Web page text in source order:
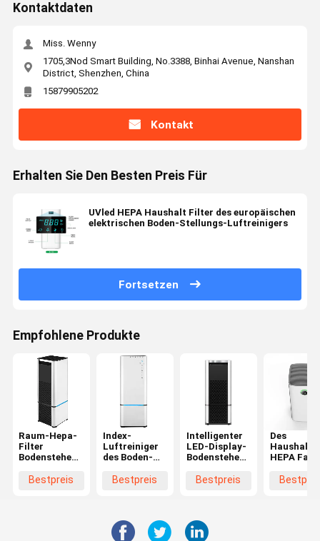
Kontaktdaten
Miss. Wenny
1705,3Nod Smart Building, No.3388, Binhai Avenue, Nanshan
District, Shenzhen, China
15879905202
Kontakt
Erhalten Sie Den Besten Preis Für
UVled HEPA Haushalt Filter des europäischen
elektrischen Boden-Stellungs-Luftreinigers
Fortsetzen
Empfohlene Produkte
Raum-Hepa-
Filter
Bodenstehender
Aktive
Bestpreis
Index-
Luftreiniger
des Boden-
PM2.5,
Bestpreis
Intelligenter
LED-Display-
Bodenstehender
Mini Portable
Bestpreis
Des
HEPA Fans